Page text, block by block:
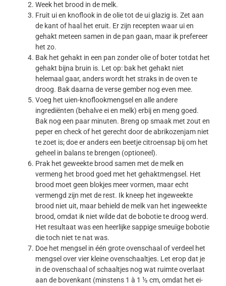
Week het brood in de melk.
Fruit ui en knoflook in de olie tot de ui glazig is. Zet aan
de kant of haal het eruit. Er zijn recepten waar ui en
gehakt meteen samen in de pan gaan, maar ik prefereer
het zo.
Bak het gehakt in een pan zonder olie of boter totdat het
gehakt bijna bruin is. Let op: bak het gehakt niet
helemaal gaar, anders wordt het straks in de oven te
droog. Bak daarna de verse gember nog even mee.
Voeg het uien-knoflookmengsel en alle andere
ingrediënten (behalve ei en melk) erbij en meng goed.
Bak nog een paar minuten. Breng op smaak met zout en
peper en check of het gerecht door de abrikozenjam niet
te zoet is; doe er anders een beetje citroensap bij om het
geheel in balans te brengen (optioneel).
Prak het geweekte brood samen met de melk en
vermeng het brood goed met het gehaktmengsel. Het
brood moet geen blokjes meer vormen, maar echt
vermengd zijn met de rest. Ik kneep het ingeweekte
brood niet uit, maar behield de melk van het ingeweekte
brood, omdat ik niet wilde dat de bobotie te droog werd.
Het resultaat was een heerlijke sappige smeuïge bobotie
die toch niet te nat was.
Doe het mengsel in één grote ovenschaal of verdeel het
mengsel over vier kleine ovenschaaltjes. Let erop dat je
in de ovenschaal of schaaltjes nog wat ruimte overlaat
aan de bovenkant (minstens 1 à 1 ½ cm, omdat het ei-